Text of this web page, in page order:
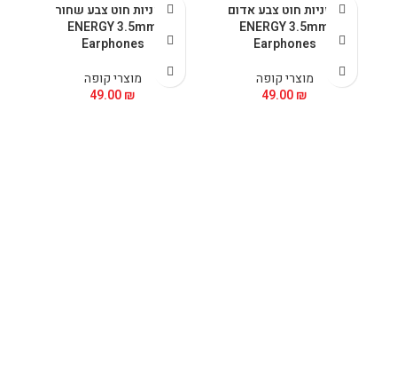
אוזניות חוט צבע אדום
ENERGY 3.5mm
Earphones
מוצרי קופה
49.00₪
אוזניות חוט צבע שחור
ENERGY 3.5mm
Earphones
מוצרי קופה
49.00₪